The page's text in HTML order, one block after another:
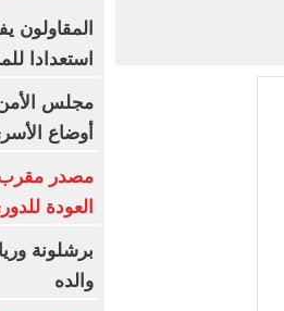
استعدادا
مجلس
أوضاع
مصدر مقرب
العودة
برشلونة
والده